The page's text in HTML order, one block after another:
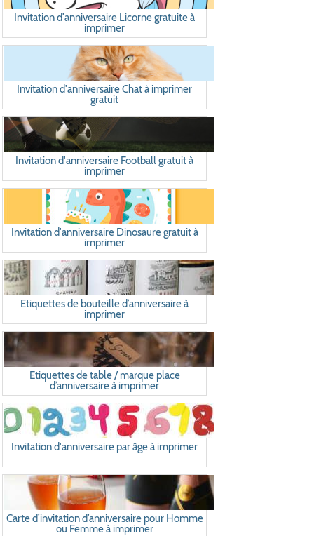
Invitation d'anniversaire Licorne gratuite à
imprimer
Invitation d'anniversaire Chat à imprimer
gratuit
Invitation d'anniversaire Football gratuit à
imprimer
Invitation d'anniversaire Dinosaure gratuit à
imprimer
Etiquettes de bouteille d’anniversaire à
imprimer
Etiquettes de table / marque place
d’anniversaire à imprimer
Invitation d'anniversaire par âge à imprimer
Carte d’invitation d’anniversaire pour Homme
ou Femme à imprimer